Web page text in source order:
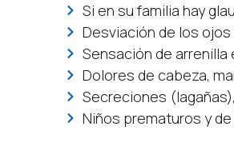
Si en su familia hay
Desviación de los
Sensación de
Dolores de cabeza,
Secreciones
Niños prematuros y